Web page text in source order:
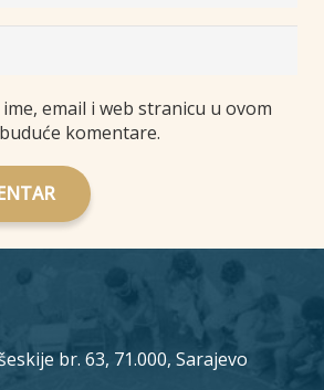
email i web stranicu u ovom
komentare.
br. 63, 71.000, Sarajevo